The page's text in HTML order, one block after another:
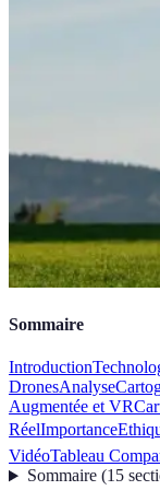
Sommaire
Introduction
DronesAnalyse
Augmentée et VR
RéelImportance
VidéoTableau
Sommaire(15